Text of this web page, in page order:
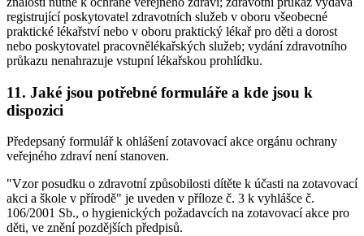
registrující poskytovatel zdravotních služeb v oboru všeobecné
praktické lékařství nebo v oboru praktický lékař pro děti a dorost
nebo poskytovatel pracovnělékařských služeb; vydání zdravotního
průkazu nenahrazuje vstupní lékařskou prohlídku.
11. Jaké jsou potřebné formuláře a kde jsou k
dispozici
Předepsaný formulář k ohlášení zotavovací akce orgánu ochrany
veřejného zdraví není stanoven.
"Vzor posudku o zdravotní způsobilosti dítěte k účasti na zotavovací
akci a škole v přírodě" je uveden v příloze č. 3 k vyhlášce č.
106/2001 Sb., o hygienických požadavcích na zotavovací akce pro
děti, ve znění pozdějších předpisů.